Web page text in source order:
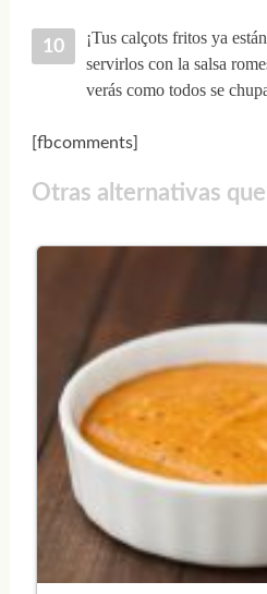
¡Tus calçots fritos ya
servirlos con la salsa
verás como todos se
[fbcomments]
Otras alternativas